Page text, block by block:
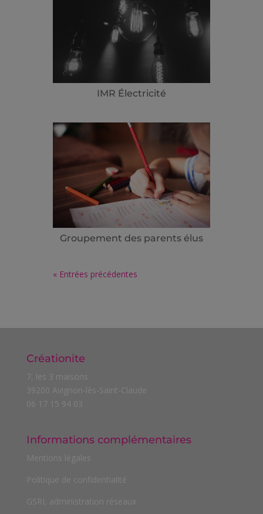
IMR Électricité
Groupement des parents élus
« Entrées précédentes
Créationite
7, les 3 maisons
39200 Avignon-lès-Saint-Claude
06 17 15 94 03
Informations complémentaires
Mentions légales
Politique de confidentialité
GSRI, administration réseaux